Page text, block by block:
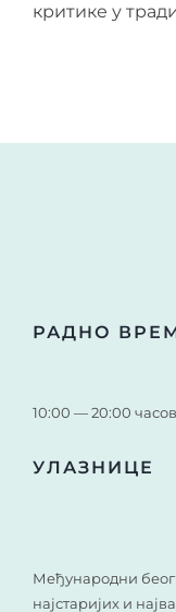
критике у
РАДНО
10:00 — 20:00
УЛАЗНИЦЕ
Међународни
најстаријих и